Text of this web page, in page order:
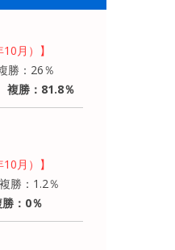
月）】
勝：26％
複勝：81.8％
月）】
勝：1.2％
：0％